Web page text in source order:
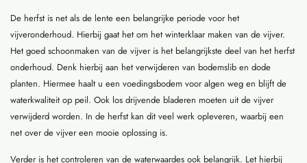
De herfst is net als de lente een belangrijke periode voor het
vijveronderhoud. Hierbij gaat het om het winterklaar maken van de vijver.
Het goed schoonmaken van de vijver is het belangrijkste deel van het herfst
onderhoud. Denk hierbij aan het verwijderen van bodemslib en dode
planten. Hiermee haalt u een voedingsbodem voor algen weg en blijft de
waterkwaliteit op peil. Ook los drijvende bladeren moeten uit de vijver
verwijderd worden. In de herfst kan dit veel werk opleveren, waarbij een
net over de vijver een mooie oplossing is.
Verder is het controleren van de waterwaardes ook belangrijk. Let hierbij